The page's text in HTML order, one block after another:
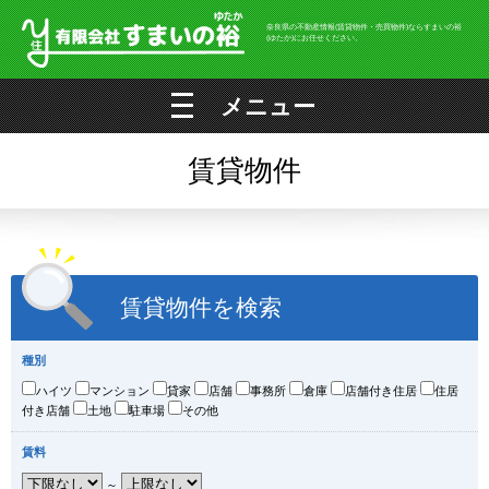
奈良県の不動産情報(賃貸物件・売買物件)ならすまいの裕
(ゆたか)にお任せください。
メニュー
賃貸物件
賃貸物件を検索
種別
ハイツ マンション 貸家 店舗 事務所 倉庫 店舗付き住居
住居
付き店舗
土地 駐車場 その他
賃料
～